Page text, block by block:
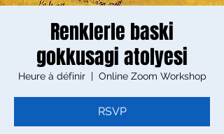
Renklerle baski
gokkusagi atolyesi
Heure à définir
  |
Online Zoom Workshop
RSVP